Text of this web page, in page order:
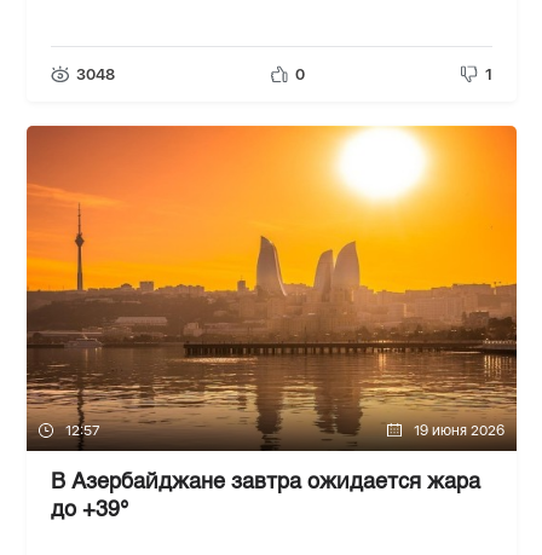
3048 0 1
12:57 19 июня 2026
В Азербайджане завтра ожидается жара
до +39°